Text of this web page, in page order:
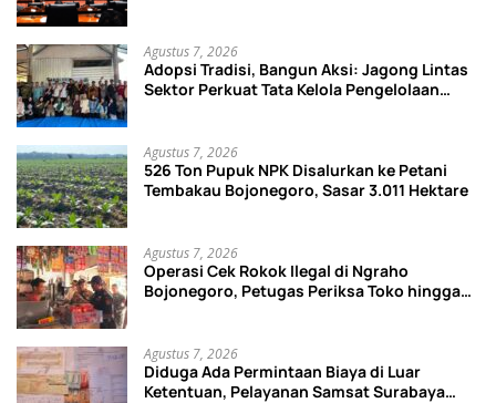
Agustus 7, 2026
Adopsi Tradisi, Bangun Aksi: Jagong Lintas
Sektor Perkuat Tata Kelola Pengelolaan
Agustus 7, 2026
526 Ton Pupuk NPK Disalurkan ke Petani
Tembakau Bojonegoro, Sasar 3.011 Hektare
Agustus 7, 2026
Operasi Cek Rokok Ilegal di Ngraho
Bojonegoro, Petugas Periksa Toko hingga
Agustus 7, 2026
Diduga Ada Permintaan Biaya di Luar
Ketentuan, Pelayanan Samsat Surabaya